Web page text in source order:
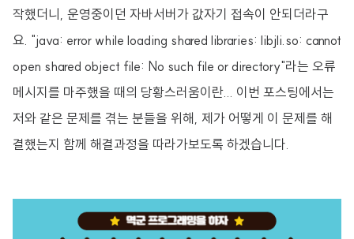
작했더니, 운영중이던 자바서버가 값자기 접속이 안되더라구
요. "java: error while loading shared libraries: libjli.so: cannot
open shared object file: No such file or directory"라는 오류
메시지를 마주했을 때의 당황스러움이란... 이번 포스팅에서는
저와 같은 문제를 겪는 분들을 위해, 제가 어떻게 이 문제를 해
결했는지 함께 해결과정을 따라가보도록 하겠습니다.